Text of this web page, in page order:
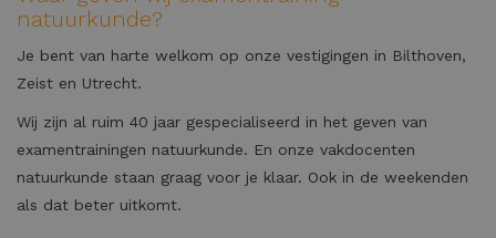
natuurkunde?
Je bent van harte welkom op onze vestigingen in Bilthoven,
Zeist en Utrecht.
Wij zijn al ruim 40 jaar gespecialiseerd in het geven van
examentrainingen natuurkunde. En onze vakdocenten
natuurkunde staan graag voor je klaar. Ook in de weekenden
als dat beter uitkomt.